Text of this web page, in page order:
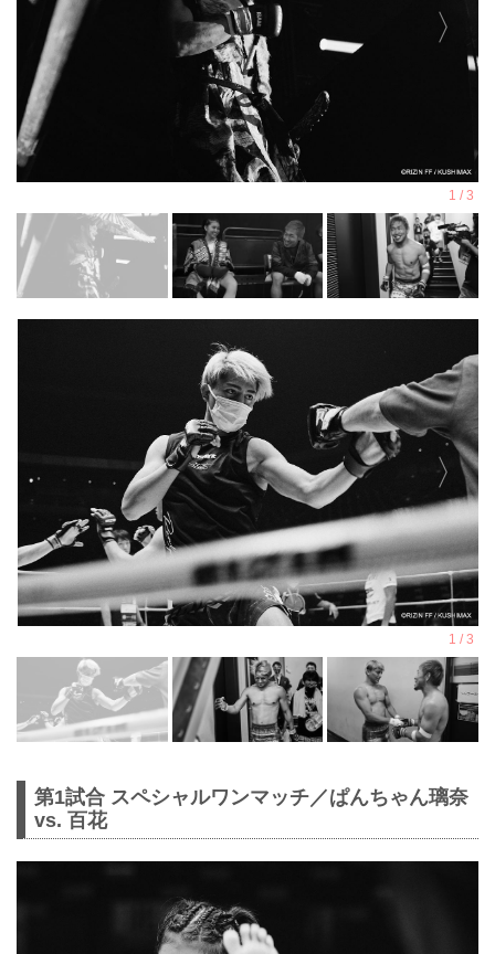
第1試合 スペシャルワンマッチ／ぱんちゃん璃奈
vs. 百花